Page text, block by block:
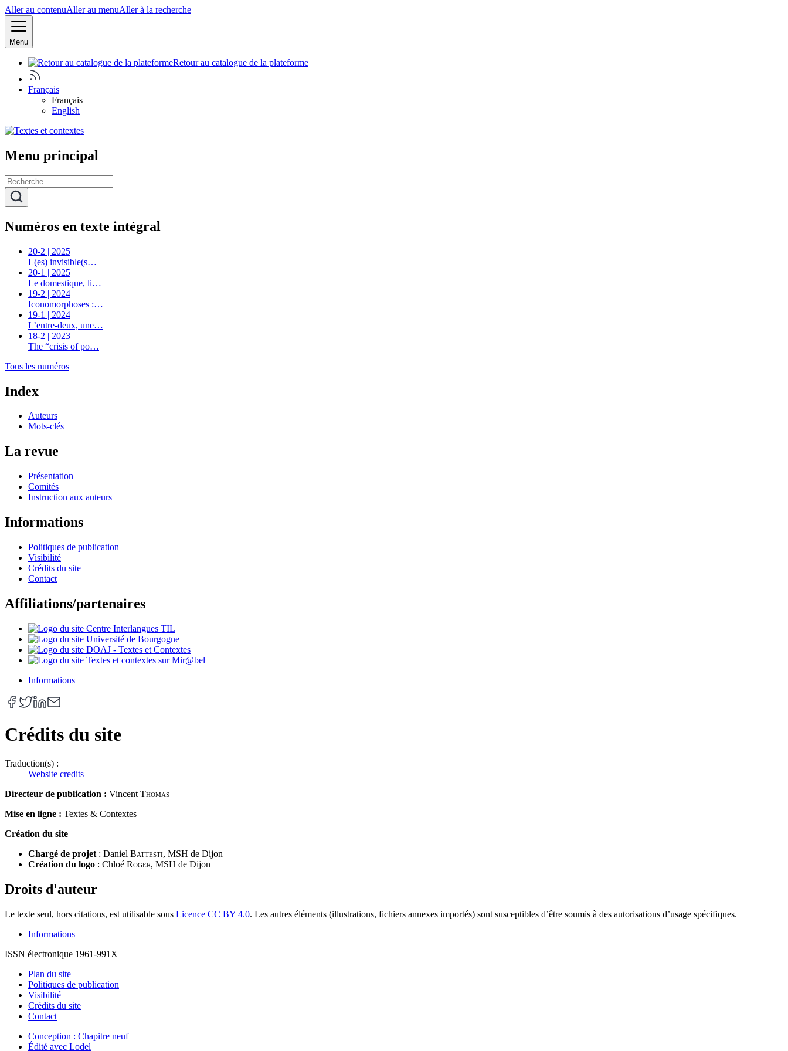
Aller au contenuAller au menuAller à la recherche
Menu
Retour au catalogue de la plateforme
Français
Français
English
Menu principal
Numéros en texte intégral
20-2 | 2025
L(es) invisible(s…
20-1 | 2025
Le domestique, li…
19-2 | 2024
Iconomorphoses :…
19-1 | 2024
L’entre-deux, une…
18-2 | 2023
The “crisis of po…
Tous les numéros
Index
Auteurs
Mots-clés
La revue
Présentation
Comités
Instruction aux auteurs
Informations
Politiques de publication
Visibilité
Crédits du site
Contact
Affiliations/partenaires
Informations
Crédits du site
Traduction(s) :
Website credits
Directeur de publication : Vincent Thomas
Mise en ligne : Textes & Contextes
Création du site
Chargé de projet : Daniel Battesti, MSH de Dijon
Création du logo : Chloé Roger, MSH de Dijon
Droits d'auteur
Le texte seul, hors citations, est utilisable sous Licence CC BY 4.0. Les autres éléments (illustrations, fichiers annexes importés) sont susceptibles d’être soumis à des autorisations d’usage spécifiques.
Informations
ISSN électronique 1961-991X
Plan du site
Politiques de publication
Visibilité
Crédits du site
Contact
Conception : Chapitre neuf
Édité avec Lodel